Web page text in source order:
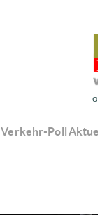
Verkehr-Poll